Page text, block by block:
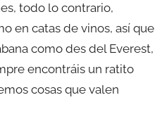
todo lo contrario,
en catas de vinos, así que
como des del Everest,
encontráis un ratito
cosas que valen